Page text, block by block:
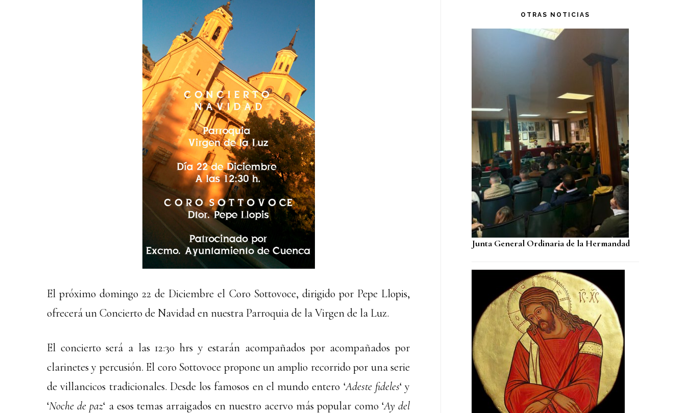
El próximo domingo 22 de Diciembre el Coro Sottovoce, dirigido por Pepe Llopis,
ofrecerá un Concierto de Navidad en nuestra Parroquia de la Virgen de la Luz.
El concierto será a las 12:30 hrs y estarán acompañados por acompañados por
clarinetes y percusión. El coro Sottovoce propone un amplio recorrido por una serie
de villancicos tradicionales. Desde los famosos en el mundo entero ‘Adeste fideles‘ y
‘Noche de paz‘ a esos temas arraigados en nuestro acervo más popular como ‘Ay del
OTRAS NOTICIAS
Junta General Ordinaria de la Hermandad